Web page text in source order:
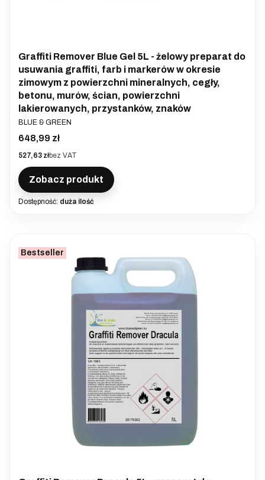
Graffiti Remover Blue Gel 5L - żelowy preparat do
usuwania graffiti, farb i markerów w okresie
zimowym z powierzchni mineralnych, cegły,
betonu, murów, ścian, powierzchni
lakierowanych, przystanków, znaków
PRODUCENT
BLUE & GREEN
Cena
648,99 zł
Cena
527,63 złbez VAT
Zobacz produkt
Dostępność: duża ilość
Bestseller